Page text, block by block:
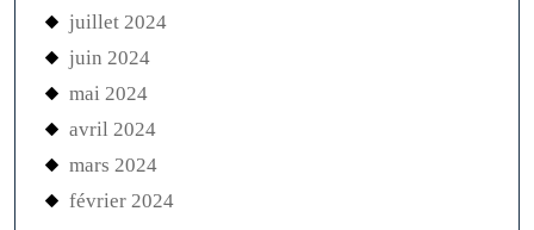
juillet 2024
juin 2024
mai 2024
avril 2024
mars 2024
février 2024